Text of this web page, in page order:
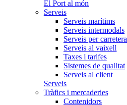
El Port al món
Serveis
Serveis marítims
Serveis intermodals
Serveis per carretera
Serveis al vaixell
Taxes i tarifes
Sistemes de qualitat
Serveis al client
Serveis
Tràfics i mercaderies
Contenidors